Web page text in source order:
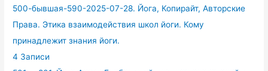
500-бывшая-590-2025-07-28. Йога, Копирайт, Авторские
Права. Этика взаимодействия школ йоги. Кому
принадлежит знания йоги.
4 Записи